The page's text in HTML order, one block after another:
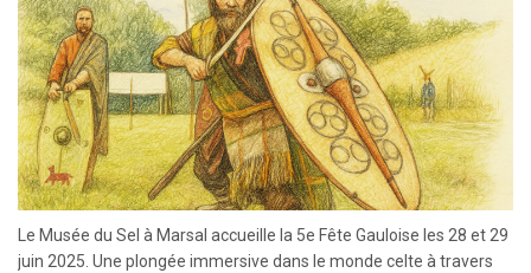
Le Musée du Sel à Marsal accueille la 5e Fête Gauloise les 28 et 29
juin 2025. Une plongée immersive dans le monde celte à travers